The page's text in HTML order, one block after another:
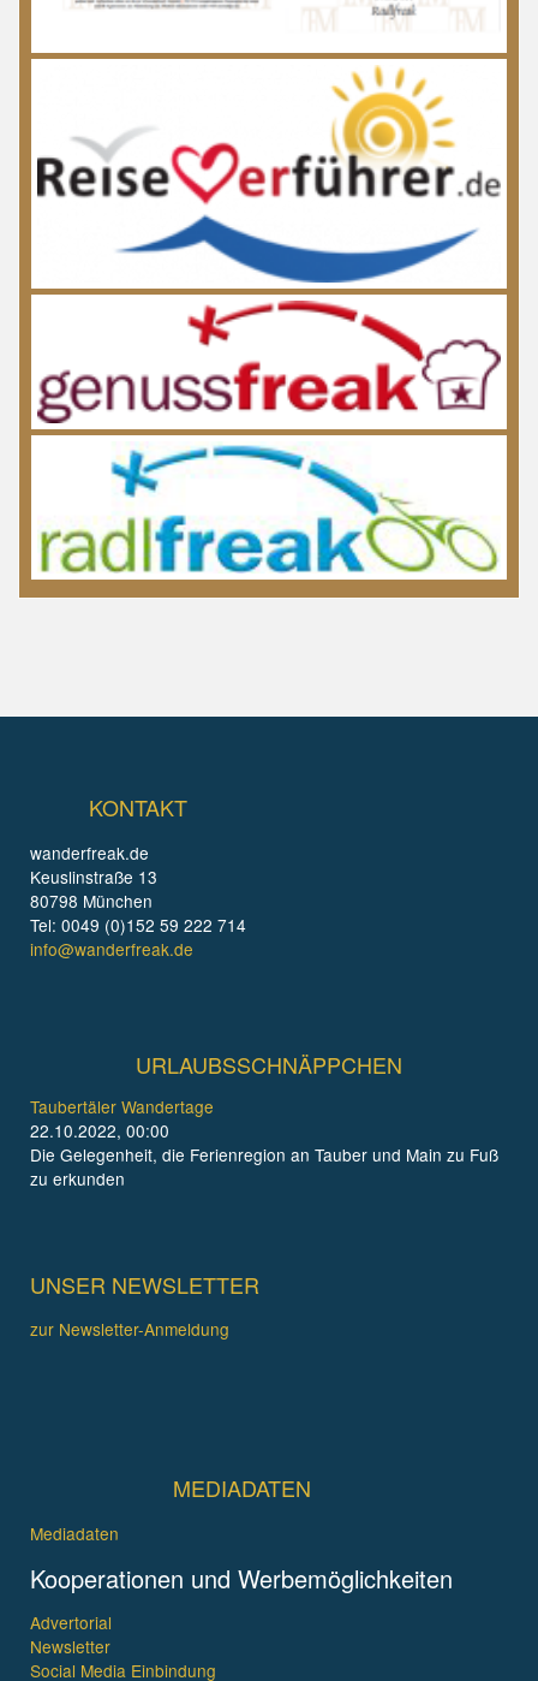
KONTAKT
wanderfreak.de
Keuslinstraße 13
80798 München
Tel: 0049 (0)152 59 222 714
info@wanderfreak.de
URLAUBSSCHNÄPPCHEN
Taubertäler Wandertage
22.10.2022, 00:00
Die Gelegenheit, die Ferienregion an Tauber und Main zu Fuß
zu erkunden
UNSER NEWSLETTER
zur Newsletter-Anmeldung
MEDIADATEN
Mediadaten
Kooperationen und Werbemöglichkeiten
Advertorial
Newsletter
Social Media Einbindung